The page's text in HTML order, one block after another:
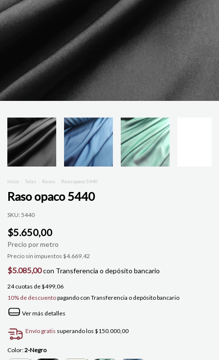
Inicio Telas Rasos Raso opaco 5440
Raso opaco 5440
SKU: 5440
$5.650,00
Precio sin impuestos $4.669,42
$5.085,00con Transferencia o depósito bancario
24 cuotas de$499,06
10% de descuentopagando con Transferencia o depósito bancario
Ver más detalles
Envío gratis superando los $150.000,00
Color:2-Negro